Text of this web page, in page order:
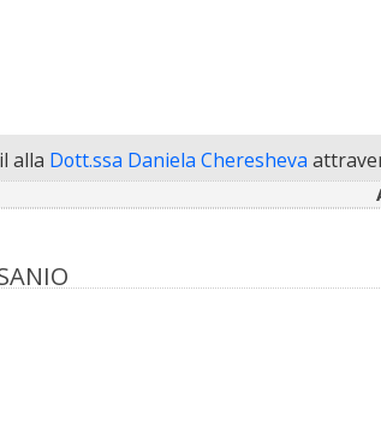
alla Dott.ssa Daniela Cheresheva